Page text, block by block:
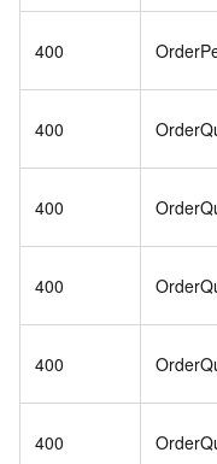
400
400
400
400
400
400